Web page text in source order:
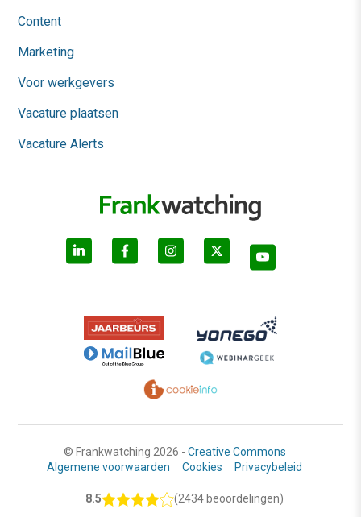
Content
Marketing
Voor werkgevers
Vacature plaatsen
Vacature Alerts
© Frankwatching 2026 - Creative Commons
Algemene voorwaarden
Cookies Privacybeleid
8.5 (2434 beoordelingen)